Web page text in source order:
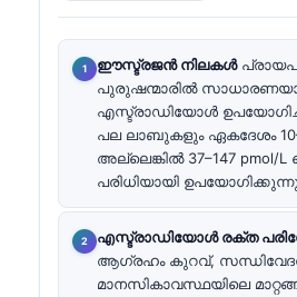
ഈസ്ട്രജൻ നിലകൾ
പുരുഷന്മാരിൽ
എസ്ട്രാഡിയോൾ
പല ലാബുകളും ഏകദേശം
അല്ലെങ്കിൽ 37–147
പരിധിയായി
എസ്ട്രാഡിയോൾ രക്ത
ആഗ്രഹം കുറവ്,
മാനസികാവസ്ഥയിലെ